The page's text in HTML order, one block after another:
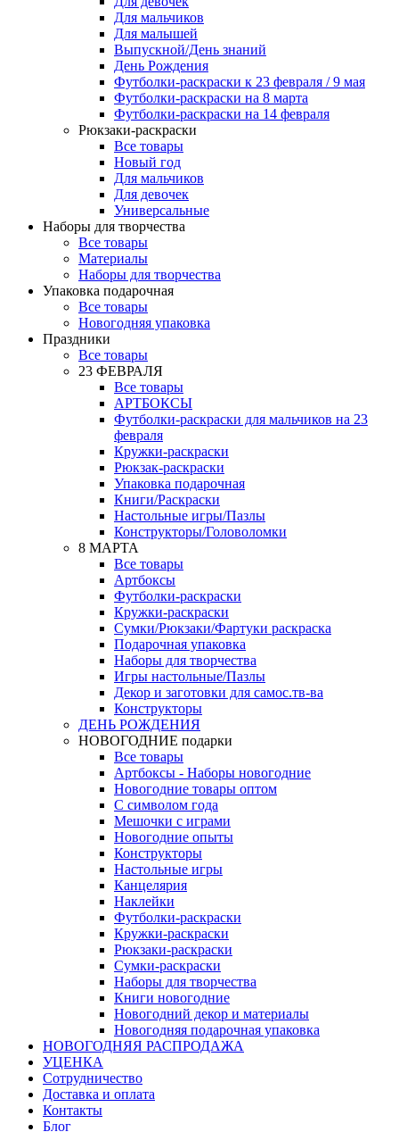
Для мальчиков
Для малышей
Выпускной/День знаний
День Рождения
Футболки-раскраски к 23 февраля / 9 мая
Футболки-раскраски на 8 марта
Футболки-раскраски на 14 февраля
Рюкзаки-раскраски
Все товары
Новый год
Для мальчиков
Для девочек
Универсальные
Наборы для творчества
Все товары
Материалы
Наборы для творчества
Упаковка подарочная
Все товары
Новогодняя упаковка
Праздники
Все товары
23 ФЕВРАЛЯ
Все товары
АРТБОКСЫ
Футболки-раскраски для мальчиков на 23
февраля
Кружки-раскраски
Рюкзак-раскраски
Упаковка подарочная
Книги/Раскраски
Настольные игры/Пазлы
Конструкторы/Головоломки
8 МАРТА
Все товары
Артбоксы
Футболки-раскраски
Кружки-раскраски
Сумки/Рюкзаки/Фартуки раскраска
Подарочная упаковка
Наборы для творчества
Игры настольные/Пазлы
Декор и заготовки для самос.тв-ва
Конструкторы
ДЕНЬ РОЖДЕНИЯ
НОВОГОДНИЕ подарки
Все товары
Артбоксы - Наборы новогодние
Новогодние товары оптом
С символом года
Мешочки с играми
Новогодние опыты
Конструкторы
Настольные игры
Канцелярия
Наклейки
Футболки-раскраски
Кружки-раскраски
Рюкзаки-раскраски
Сумки-раскраски
Наборы для творчества
Книги новогодние
Новогодний декор и материалы
Новогодняя подарочная упаковка
НОВОГОДНЯЯ РАСПРОДАЖА
УЦЕНКА
Сотрудничество
Доставка и оплата
Контакты
Блог